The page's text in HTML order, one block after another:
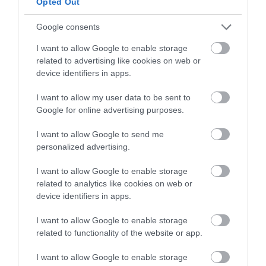
Google consents
I want to allow Google to enable storage
related to advertising like cookies on web or
device identifiers in apps.
I want to allow my user data to be sent to
Google for online advertising purposes.
I want to allow Google to send me
personalized advertising.
I want to allow Google to enable storage
related to analytics like cookies on web or
device identifiers in apps.
I want to allow Google to enable storage
related to functionality of the website or app.
I want to allow Google to enable storage